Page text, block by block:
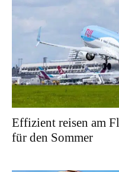
Effizient reisen am
für den Sommer